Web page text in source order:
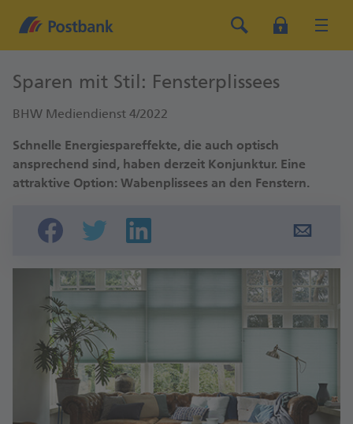
Sparen mit Stil: Fensterplissees
BHW Mediendienst 4/2022
Schnelle Energiespareffekte, die auch optisch
ansprechend sind, haben derzeit Konjunktur. Eine
attraktive Option: Wabenplissees an den Fenstern.